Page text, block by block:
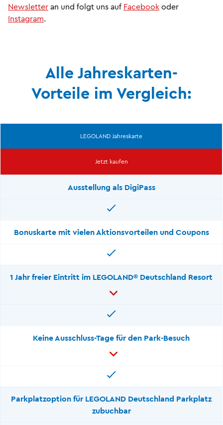
Newsletter an und folgt uns auf Facebook oder
Instagram.
Alle Jahreskarten-
Vorteile im Vergleich:
LEGOLAND Jahreskarte
Jetzt kaufen
Ausstellung als DigiPass
Bonuskarte mit vielen Aktionsvorteilen und Coupons
1 Jahr freier Eintritt im LEGOLAND® Deutschland Resort
Keine Ausschluss-Tage für den Park-Besuch
Parkplatzoption für LEGOLAND Deutschland Parkplatz
zubuchbar